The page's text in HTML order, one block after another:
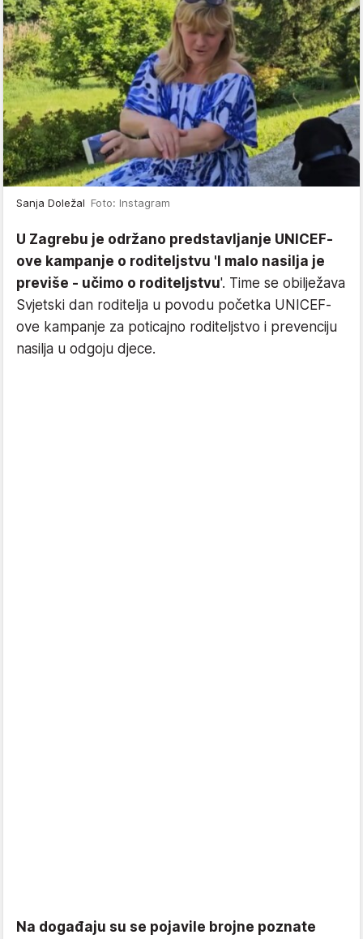
Sanja Doležal Foto: Instagram
U Zagrebu je održano predstavljanje UNICEF-
ove kampanje o roditeljstvu 'I malo nasilja je
previše - učimo o roditeljstvu'. Time se obilježava
Svjetski dan roditelja u povodu početka UNICEF-
ove kampanje za poticajno roditeljstvo i prevenciju
nasilja u odgoju djece.
Na događaju su se pojavile brojne poznate